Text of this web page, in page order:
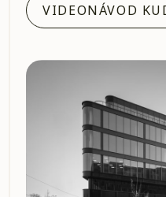
VIDEONÁVOD